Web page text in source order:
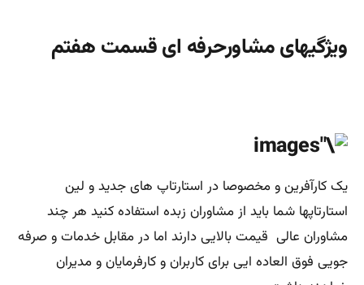
ویژگیهای مشاورحرفه ای قسمت هفتم
یک کارآفرین و مخصوصا در استارتاپ های جدید و لین
استارتاپها شما باید از مشاوران زبده استفاده کنید هر چند
مشاوران عالی قیمت بالایی دارند اما در مقابل خدمات و صرفه
جویی فوق العاده ایی برای کاربران و کارفرمایان و مدیران